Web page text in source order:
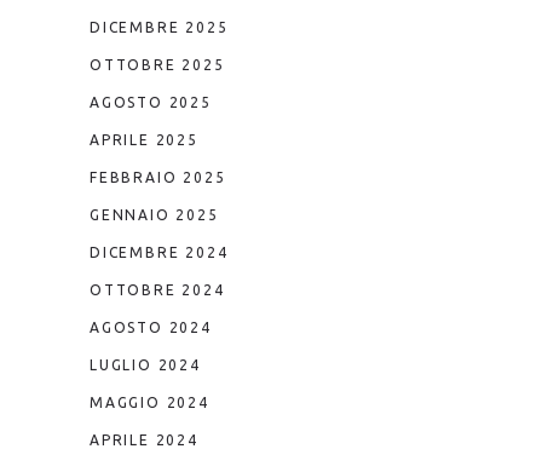
DICEMBRE 2025
OTTOBRE 2025
AGOSTO 2025
APRILE 2025
FEBBRAIO 2025
GENNAIO 2025
DICEMBRE 2024
OTTOBRE 2024
AGOSTO 2024
LUGLIO 2024
MAGGIO 2024
APRILE 2024